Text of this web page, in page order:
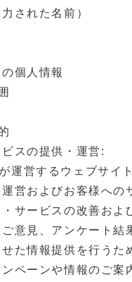
された名前）
個⼈情報
スの提供・運営:
運営するウェブサイ
営およびお客様への
サービスの改善およ
意⾒、アンケート
た情報提供を⾏うた
ペーンや情報のご案